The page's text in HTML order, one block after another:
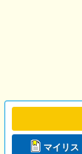
マイリス